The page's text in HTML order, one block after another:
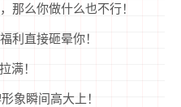
那么你做什么也不行！
利直接砸晕你！
满！
象瞬间高大上！